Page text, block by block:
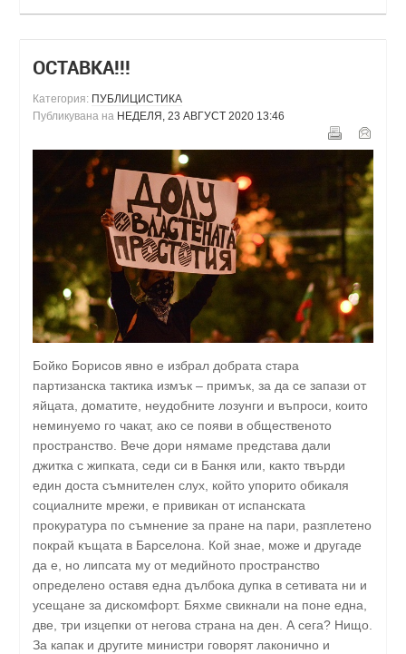
ОСТАВКА!!!
Категория: ПУБЛИЦИСТИКА
Публикувана на НЕДЕЛЯ, 23 АВГУСТ 2020 13:46
Бойко Борисов явно е избрал добрата стара
партизанска тактика измък – примък, за да се запази от
яйцата, доматите, неудобните лозунги и въпроси, които
неминуемо го чакат, ако се появи в общественото
пространство. Вече дори нямаме представа дали
джитка с жипката, седи си в Банкя или, както твърди
един доста съмнителен слух, който упорито обикаля
социалните мрежи, е привикан от испанската
прокуратура по съмнение за пране на пари, разплетено
покрай къщата в Барселона. Кой знае, може и другаде
да е, но липсата му от медийното пространство
определено оставя една дълбока дупка в сетивата ни и
усещане за дискомфорт. Бяхме свикнали на поне една,
две, три изцепки от негова страна на ден. А сега? Нищо.
За капак и другите министри говорят лаконично и